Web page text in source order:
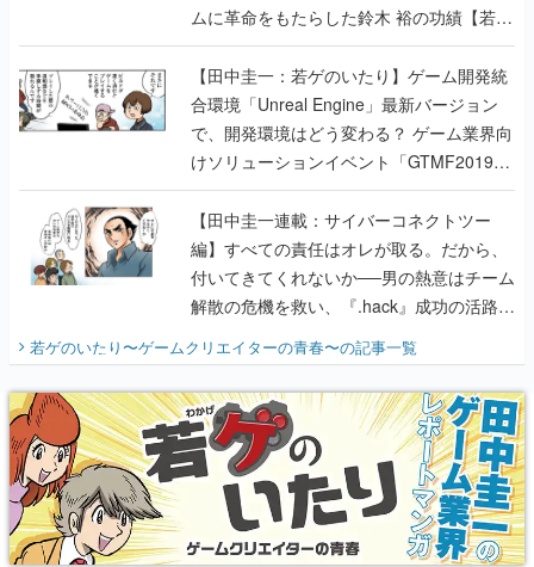
ムに革命をもたらした鈴木 裕の功績【若ゲ
のいたり】
【田中圭一：若ゲのいたり】ゲーム開発統
合環境「Unreal Engine」最新バージョン
で、開発環境はどう変わる？ ゲーム業界向
けソリューションイベント「GTMF2019」
に行って、より理解を深めよう【PR】
【田中圭一連載：サイバーコネクトツー
編】すべての責任はオレが取る。だから、
付いてきてくれないか──男の熱意はチーム
解散の危機を救い、『.hack』成功の活路を
『少年ジャンプ』色だった【若ゲのいた
り】
若ゲのいたり〜ゲームクリエイターの青春〜の記事一覧